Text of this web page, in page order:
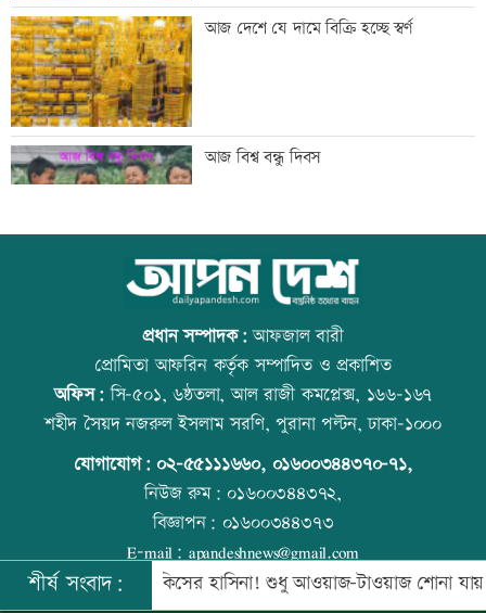
মান্দায় ২৯৬ বোতলসহ দুই মাদক কারবারি
আটক
গুরুত্বপূর্ণ ব্যক্তিদের নিয়ে অপপ্রচারের বিরুদ্ধে
সতর্ক করল পুলিশ
নিরাপত্তা পেলে দেশে ফিরতে চান সাকিব
সাকিবের দেশে ফেরার সুযোগ নেই: ক্রীড়া
প্রতিমন্ত্রী
শিল্পকলায় বিনামূল্যে ৬ সিনেমা দেখা যাবে
আজ দেশে যে দামে বিক্রি হচ্ছে স্বর্ণ
আজ বিশ্ব বন্ধু দিবস
কোরআন-হাদিসে নামাজ না পড়ার শাস্তি
উত্থান-পতনের বাজারে আজ স্বর্ণের ভরি কত
আজ স্বর্ণ-রুপা যে দামে বিক্রি হচ্ছে
প্রধান সম্পাদক:আফজাল বারী
প্রোমিতা আফরিন কর্তৃক সম্পাদিত ও প্রকাশিত
অফিস:সি-৫০১, ৬ষ্ঠতলা, আল রাজী কমপ্লেক্স, ১৬৬-১৬৭
শহীদ সৈয়দ নজরুল ইসলাম সরণি, পুরানা পল্টন, ঢাকা-১০০০
যোগাযোগ: ০২-৫৫১১১৬৬০, ০১৬০০৩৪৪৩৭০-৭১,
নিউজ রুম:০১৬০০৩৪৪৩৭২,
বিজ্ঞাপন: ০১৬০০৩৪৪৩৭৩
E-mail: apandeshnews@gmail.com
©২০২৬ |আপন দেশ ডটকমকর্তৃক সর্বসত্ব ® সংরক্ষিত | উন্নয়নে
শীর্ষ সংবাদ:
সরকার কিসের হাসিনা! শুধু আওয়াজ-টাওয়াজ শোনা যায়: